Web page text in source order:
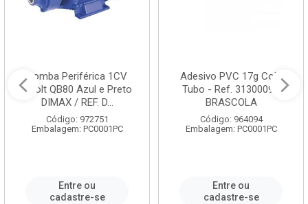
Bomba Periférica 1CV
Bivolt QB80 Azul e Preto
DIMAX / REF. D...
Código: 972751
Embalagem: PC0001PC
Entre ou
cadastre-se
Adesivo PVC 17g Cola
Tubo - Ref. 3130009 -
BRASCOLA
Código: 964094
Embalagem: PC0001PC
Entre ou
cadastre-se